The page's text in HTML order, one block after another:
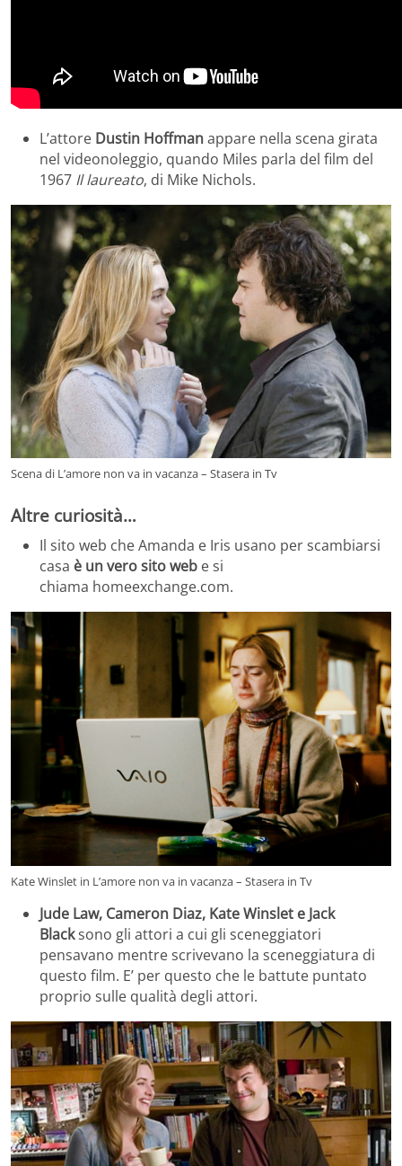
L’attore Dustin Hoffmanappare nella scena girata
nel videonoleggio, quando Miles parla del film del
1967 Il laureato, di Mike Nichols.
Scena di L’amore non va in vacanza – Stasera in Tv
Altre curiosità…
Il sito web che Amanda e Iris usano per scambiarsi
casa è un vero sito web e si
chiama homeexchange.com.
Kate Winslet in L’amore non va in vacanza – Stasera in Tv
Jude Law, Cameron Diaz, Kate Winslet e Jack
Blacksono gli attori a cui gli sceneggiatori
pensavano mentre scrivevano la sceneggiatura di
questo film. E’ per questo che le battute puntato
proprio sulle qualità degli attori.